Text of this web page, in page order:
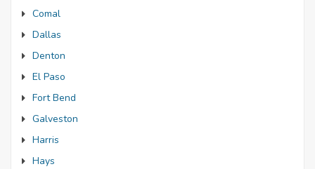
Comal
Dallas
Denton
El Paso
Fort Bend
Galveston
Harris
Hays